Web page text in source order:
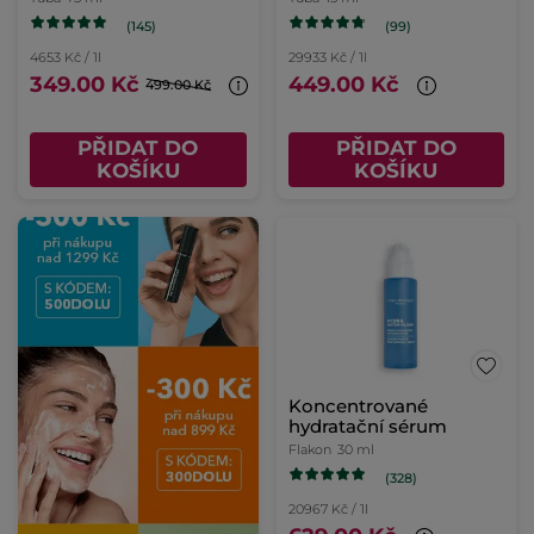
(145)
4653 Kč / 1l
349.00 Kč 499.00 Kč
PŘIDAT DO
KOŠÍKU
(99)
29933 Kč / 1l
449.00 Kč
PŘIDAT DO
KOŠÍKU
Koncentrované
hydratační sérum
Flakon 30 ml
(328)
20967 Kč / 1l